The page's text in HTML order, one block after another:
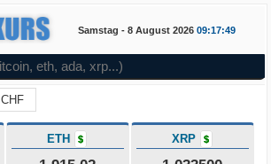
Samstag - 8 August 2026 09:17:49
CHF
ETH $ XRP $